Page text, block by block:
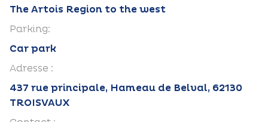
The Artois Region to the west
Parking:
Car park
Adresse :
437 rue principale, Hameau de Belval, 62130
TROISVAUX